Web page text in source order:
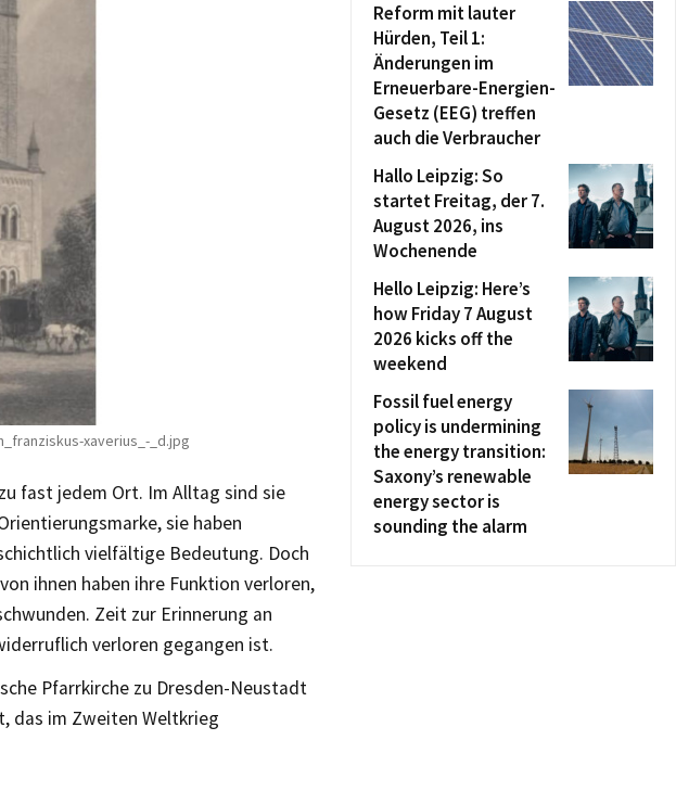
xaverius_-_d.jpg
fast jedem Ort. Im Alltag sind sie
sie haben
vielfältige Bedeutung. Doch
ihnen haben ihre Funktion verloren,
Zeit zur Erinnerung an
verloren gegangen ist.
Pfarrkirche zu Dresden-Neustadt
das im Zweiten Weltkrieg
Reform mit lauter
Hürden, Teil 1:
Änderungen im
Erneuerbare-Energien-
Gesetz (EEG) treffen
auch die Verbraucher
Hallo Leipzig: So
startet Freitag, der 7.
August 2026, ins
Wochenende
Hello Leipzig: Here’s
how Friday 7 August
2026 kicks off the
weekend
Fossil fuel energy
policy is undermining
the energy transition:
Saxony’s renewable
energy sector is
sounding the alarm